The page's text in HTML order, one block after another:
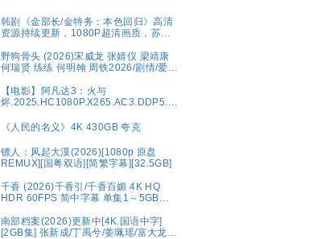
韩剧《金部长/金特务：本色回归》高清
资源持续更新，1080P超清画质，苏志
分享
野狗骨头 (2026)宋威龙 张婧仪 梁靖康
何瑞贤 练练 何明翰 周铁2026/剧情/爱
【电影】阿凡达3：火与
烬.2025.HC1080P.X265.AC3.DDP5.1.
《人民的名义》4K 430GB 夸克
镖人：风起大漠(2026)[1080p 原盘
REMUX][国粤双语][简繁字幕][32.5GB]
千香 (2026)千香引/千香百媚 4K HQ
HDR 60FPS 简中字幕 单集1～5GB】
南部档案(2026)更新中[4K.国语中字]
[2GB集] 张新成/丁禹兮/姜珮瑶/富大龙/